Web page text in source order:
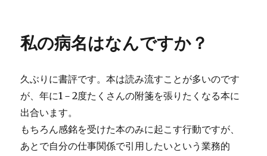
私の病名はなんですか？
久ぶりに書評です。本は読み流すことが多いのです
が、年に1－2度たくさんの附箋を張りたくなる本に
出合います。
もちろん感銘を受けた本のみに起こす行動ですが、
あとで自分の仕事関係で引用したいという業務的